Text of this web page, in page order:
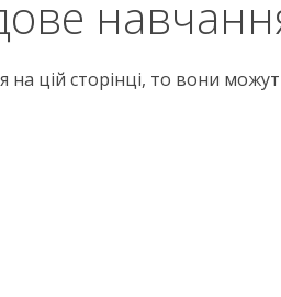
на цій сторінці, то вони